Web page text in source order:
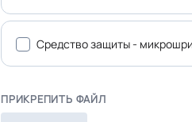
Средство защиты -
ПРИКРЕПИТЬ ФАЙЛ